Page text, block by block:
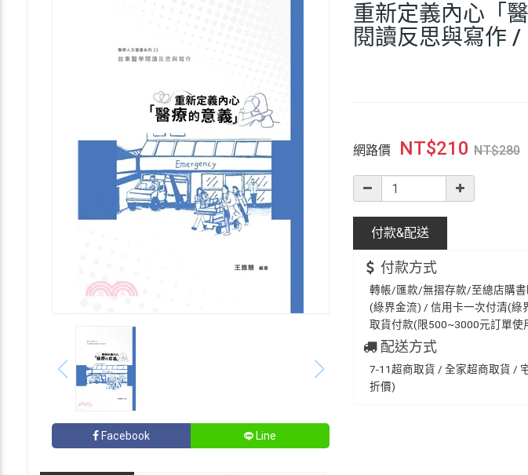
Facebook Line
重新定義內心「
閱讀反思與寫作 /
網路價 NT$210 NT$280
付款&配送
付款方式
轉帳/匯款/無摺存款/至總店購書
(綠界金流) / 信用卡一次付清(綠
取貨付款(限500~3000元訂單使
配送方式
7-11超商取貨 / 全家超商取貨 /
折價)